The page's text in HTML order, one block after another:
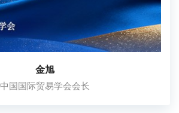
金旭
中国国际贸易学会会长